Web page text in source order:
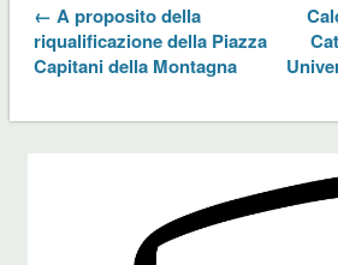
← A proposito della
riqualificazione della Piazza
Capitani della Montagna